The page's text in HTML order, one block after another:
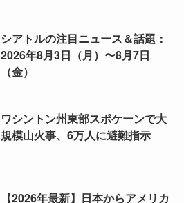
シアトルの注目ニュース＆話題：
2026年8月3日（月）〜8月7日
（金）
ワシントン州東部スポケーンで大
規模山火事、6万人に避難指示
【2026年最新】日本からアメリカ